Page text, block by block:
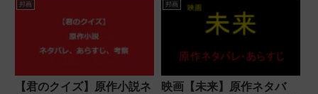
邦画
【君のクイズ】原作小説ネ
邦画
映画【未来】原作ネタバ